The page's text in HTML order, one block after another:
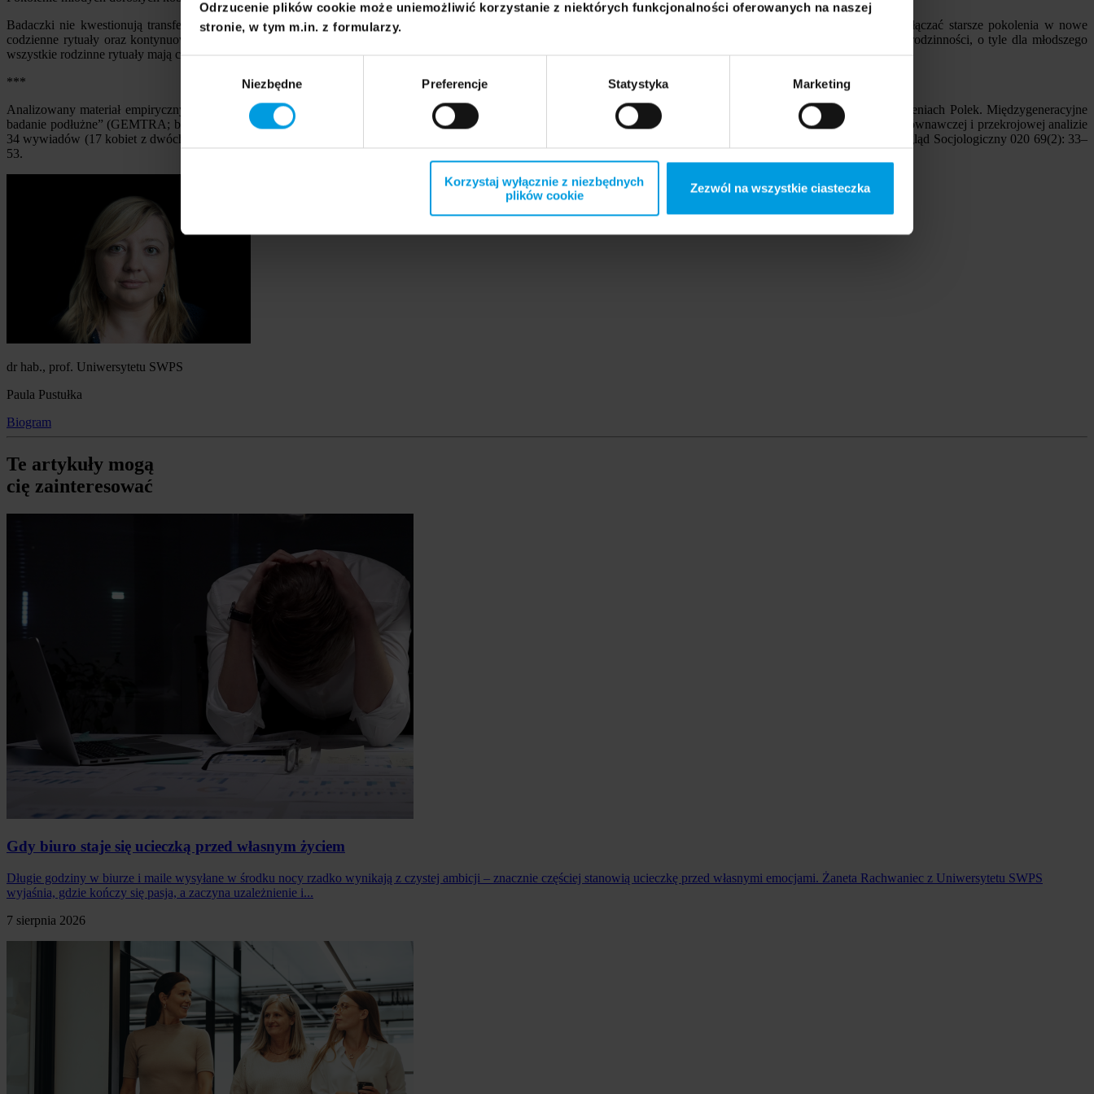
Odrzucenie plików cookie może uniemożliwić korzystanie z niektórych funkcjonalności oferowanych na naszej
stronie, w tym m.in. z formularzy.
Niezbędne Preferencje Statystyka Marketing
Korzystaj wyłącznie z niezbędnych
plików cookie
Zezwól na wszystkie ciasteczka
Badaczki nie kwestionują transferu międzypokoleniowego – zarówno dużych spotkań, jak i codziennych rytuałów. Okazuje się bowiem, że badane milenialski pragną włączać starsze pokolenia w nowe
codzienne rytuały oraz kontynuować na własnych zasadach to, co realizowały i realizują ich matki. O ile więc dla starszego pokolenia może być istotne demonstrowanie rodzinności, o tyle dla młodszego
wszystkie rodzinne rytuały mają charakter więziotwórczy.
***
Analizowany materiał empiryczny został zgromadzony techniką indywidualnego wywiadu pogłębionego i pochodzi z badania „Tranzycja do macierzyństwa w trzech pokoleniach Polek. Międzygeneracyjne
badanie podłużne” (GEMTRA; badania finansowane przez Narodowe Centrum Nauki, grant Sonata, nr projektu 2017/26/D/HS6/00605). Tekst opiera się na pogłębionej, porównawczej i przekrojowej analizie
34 wywiadów (17 kobiet z dwóch pokoleń). Więcej w artykule: M. Buler, P. Pustułka, Dwa pokolenia Polek w praktykach rodzinnych. Między ciągłością a zmianą, [w:] Przegląd Socjologiczny 020 69(2): 33–
53.
dr hab., prof. Uniwersytetu SWPS
Paula Pustułka
Biogram
Te artykuły mogą
cię zainteresować
Gdy biuro staje się ucieczką przed własnym życiem
Długie godziny w biurze i maile wysyłane w środku nocy rzadko wynikają z czystej ambicji – znacznie częściej stanowią ucieczkę przed własnymi emocjami. Żaneta Rachwaniec z Uniwersytetu SWPS
wyjaśnia, gdzie kończy się pasja, a zaczyna uzależnienie i...
7 sierpnia 2026